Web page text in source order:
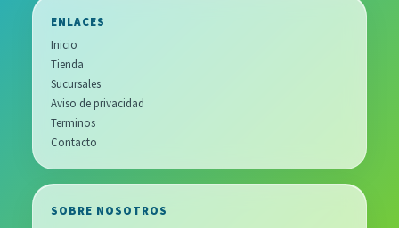
ENLACES
Inicio
Tienda
Sucursales
Aviso de privacidad
Terminos
Contacto
SOBRE NOSOTROS